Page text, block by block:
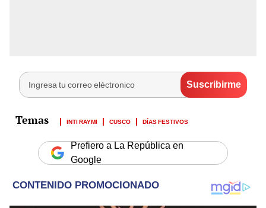
INTI RAYMI CUSCO DÍAS FESTIVOS
Prefiero a La República en
Google